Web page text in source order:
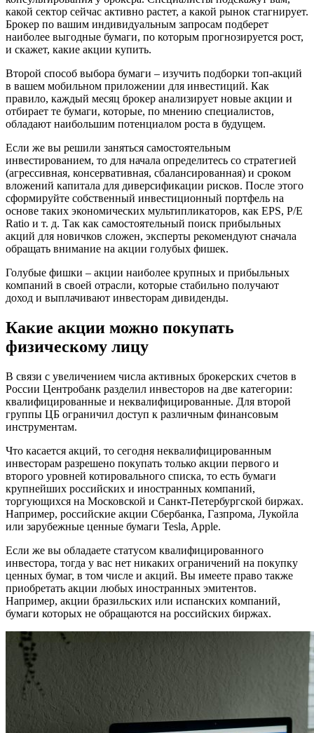
какой сектор сейчас активно растет, а какой рынок стагнирует.
Брокер по вашим индивидуальным запросам подберет
наиболее выгодные бумаги, по которым прогнозируется рост,
и скажет, какие акции купить.
Второй способ выбора бумаги – изучить подборки топ-акций
в вашем мобильном приложении для инвестиций. Как
правило, каждый месяц брокер анализирует новые акции и
отбирает те бумаги, которые, по мнению специалистов,
обладают наибольшим потенциалом роста в будущем.
Если же вы решили заняться самостоятельным
инвестированием, то для начала определитесь со стратегией
(агрессивная, консервативная, сбалансированная) и сроком
вложений капитала для диверсификации рисков. После этого
сформируйте собственный инвестиционный портфель на
основе таких экономических мультипликаторов, как EPS, P/E
Ratio и т. д. Так как самостоятельный поиск прибыльных
акций для новичков сложен, эксперты рекомендуют сначала
обращать внимание на акции голубых фишек.
Голубые фишки – акции наиболее крупных и прибыльных
компаний в своей отрасли, которые стабильно получают
доход и выплачивают инвесторам дивиденды.
Какие акции можно покупать
физическому лицу
В связи с увеличением числа активных брокерских счетов в
России Центробанк разделил инвесторов на две категории:
квалифицированные и неквалифицированные. Для второй
группы ЦБ ограничил доступ к различным финансовым
инструментам.
Что касается акций, то сегодня неквалифицированным
инвесторам разрешено покупать только акции первого и
второго уровней котировального списка, то есть бумаги
крупнейших российских и иностранных компаний,
торгующихся на Московской и Санкт-Петербургской биржах.
Например, российские акции Сбербанка, Газпрома, Лукойла
или зарубежные ценные бумаги Tesla, Apple.
Если же вы обладаете статусом квалифицированного
инвестора, тогда у вас нет никаких ограничений на покупку
ценных бумаг, в том числе и акций. Вы имеете право также
приобретать акции любых иностранных эмитентов.
Например, акции бразильских или испанских компаний,
бумаги которых не обращаются на российских биржах.